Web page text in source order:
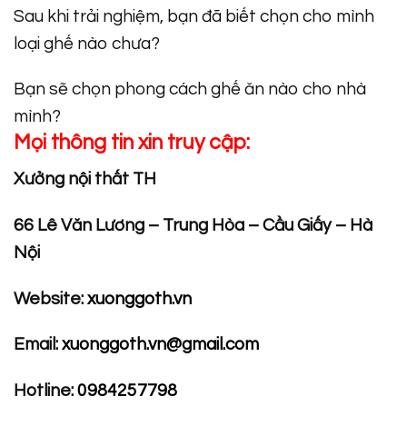
Sau khi trải nghiệm, bạn đã biết chọn cho mình
loại ghế nào chưa?
Bạn sẽ chọn phong cách ghế ăn nào cho nhà
mình?
Mọi thông tin xin truy cập:
Xưởng nội thất TH
66 Lê Văn Lương – Trung Hòa – Cầu Giấy – Hà
Nội
Website: xuonggoth.vn
Email: xuonggoth.vn@gmail.com
Hotline: 0984257798